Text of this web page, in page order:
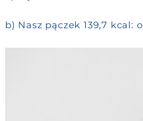
b) Nasz pączek 139,7 kcal: